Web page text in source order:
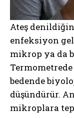
Ateş
enfeksiyon
mikrop ya da
bedende
düşündürür.
mikroplara